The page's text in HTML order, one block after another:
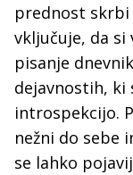
prednost skrbi
vključuje, da si
pisanje
dejavnostih,
introspekcijo.
nežni do sebe
se lahko